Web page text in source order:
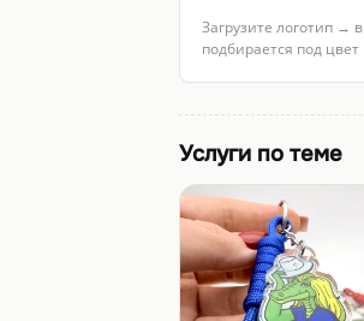
Загрузите логотип →
подбирается под
Услуги по теме